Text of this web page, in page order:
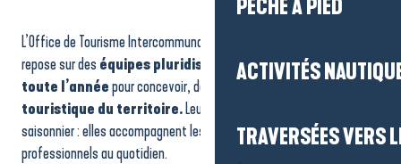
PÊCHE À PIED
ACTIVITÉS
TRAVERSÉES VERS
L’Office de Tourisme Intercommunal La Baule -Presqu’île de Guérande
repose sur des équipes pluridisciplinaires mobilisées
toute l’annéepour concevoir, déployer et
animer la stratégie
touristique du territoire. Leur action dépasse l’accueil
saisonnier : elles accompagnent les communes, les habitants et les
professionnels au quotidien.